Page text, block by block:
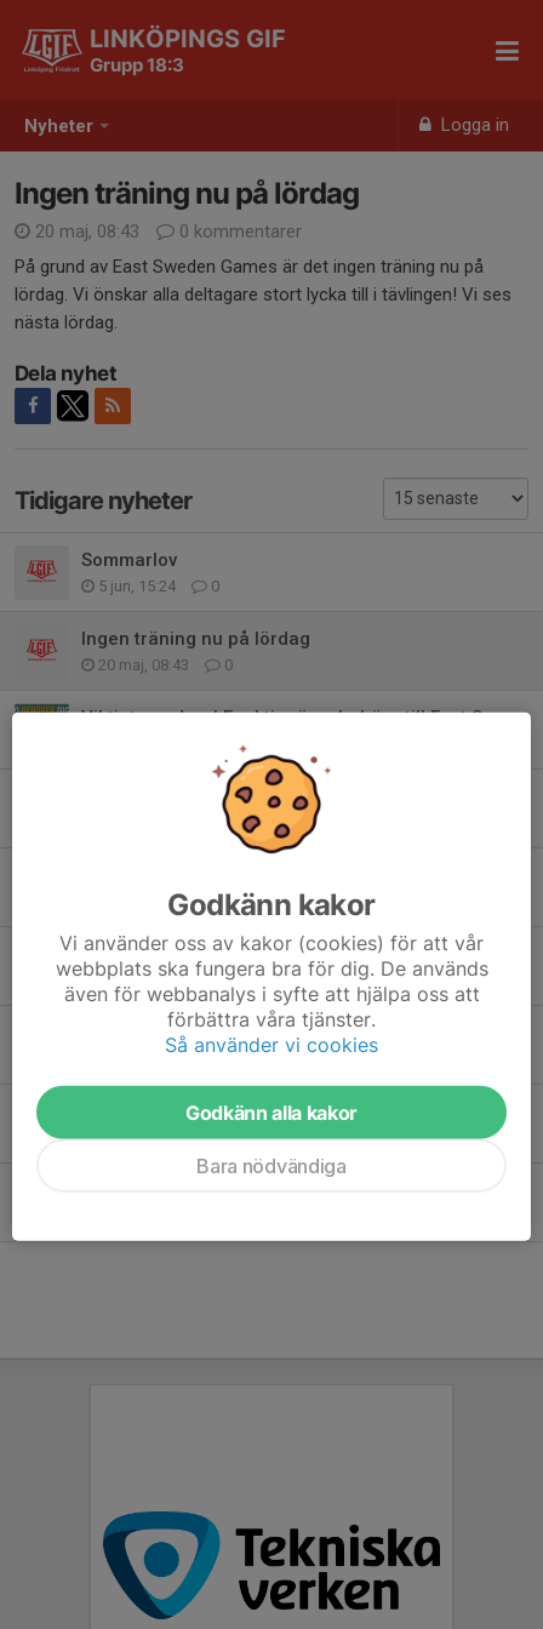
Nyheter Logga in
LINKÖPINGS GIF
Grupp 18:3
Ingen träning nu på lördag
20 maj, 08:43
0 kommentarer
På grund av East Sweden Games är det ingen träning nu på
lördag. Vi önskar alla deltagare stort lycka till i tävlingen! Vi ses
nästa lördag.
Dela nyhet
Tidigare nyheter
Sommarlov
5 jun, 15:24 0
Ingen träning nu på lördag
20 maj, 08:43 0
Viktigt uppdrag! Funktionärer behövs till East Sweden Games den 23 maj
29 apr, 20:26 0
Påskuppehåll
27 mar, 19:30 0
Sportlov & Tävlingsdag
14 feb, 13:21 0
14 dec 2025 0
Godkänn kakor
Vi använder oss av kakor (cookies) för att vår
webbplats ska fungera bra för dig. De används
även för webbanalys i syfte att hjälpa oss att
förbättra våra tjänster.
Så använder vi cookies
Godkänn alla kakor
Bara nödvändiga